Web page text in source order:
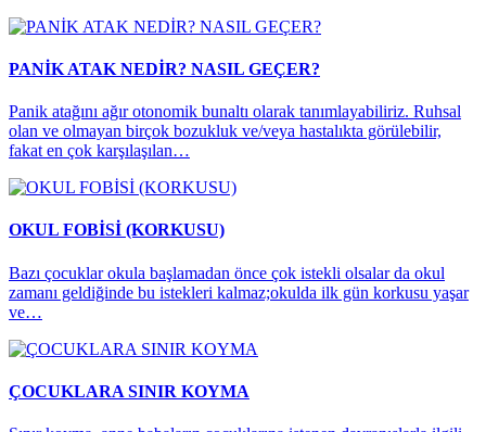
PANİK ATAK NEDİR? NASIL GEÇER?
Panik atağını ağır otonomik bunaltı olarak tanımlayabiliriz. Ruhsal
olan ve olmayan birçok bozukluk ve/veya hastalıkta görülebilir,
fakat en çok karşılaşılan…
OKUL FOBİSİ (KORKUSU)
Bazı çocuklar okula başlamadan önce çok istekli olsalar da okul
zamanı geldiğinde bu istekleri kalmaz;okulda ilk gün korkusu yaşar
ve…
ÇOCUKLARA SINIR KOYMA